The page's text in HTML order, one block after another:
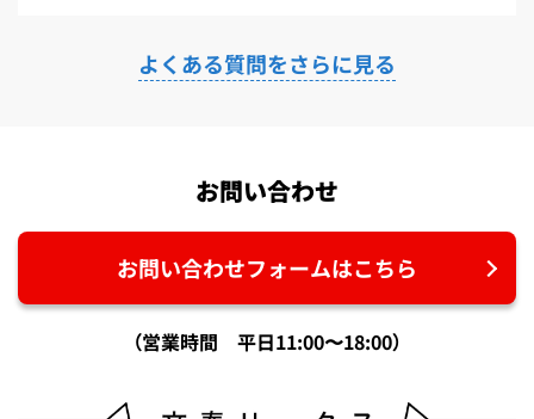
よくある質問をさらに見る
お問い合わせ
お問い合わせフォームはこちら
（営業時間 平日11:00〜18:00）